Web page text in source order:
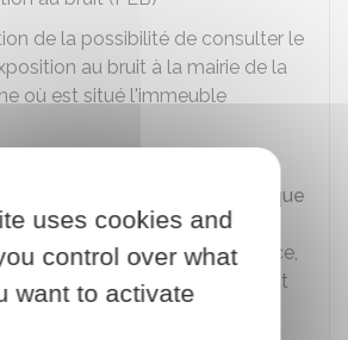
de la possibilité de consulter le
au bruit à la mairie de la
où est situé l'immeuble
être :
dossier de diagnostic technique
est annexé, selon le cas, à la
de vente (ou, à en son absence,
authentique de vente), au contrat
ou annexé à ces actes si la
uses cookies and
control over what
want to activate